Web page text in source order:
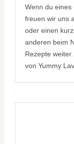
Wenn du eines
freuen wir uns
oder einen
anderen beim
Rezepte weiter
von Yummy